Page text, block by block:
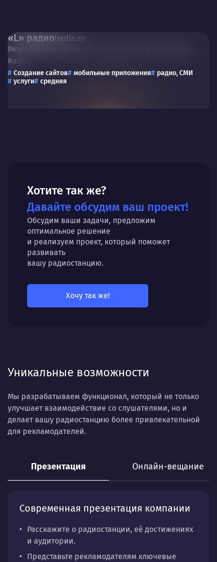
«L» радиоlradio.ru
Разработка мобильного приложения и сайта для L-
Radio
Создание сайтов мобильные приложения
радио, СМИ
услуги
средняя
Хотите так же?
Давайте обсудим ваш проект!
Обсудим ваши задачи, предложим
оптимальное решение
и реализуем проект, который поможет
развивать
вашу радиостанцию.
Хочу так же!
Уникальные возможности
Мы разрабатываем функционал, который не только
улучшает взаимодействие со слушателями, но и
делает вашу радиостанцию более привлекательной
для рекламодателей.
Презентация Онлайн-вещание
Современная презентация компании
Расскажите о радиостанции, её достижениях
и аудитории.
Представьте рекламодателям ключевые